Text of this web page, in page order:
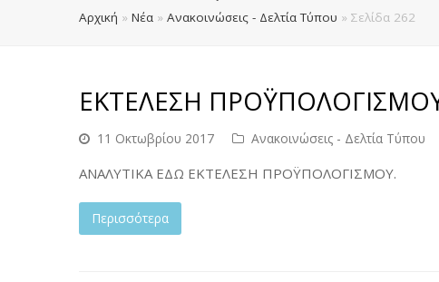
Αρχική » Νέα » Ανακοινώσεις - Δελτία Τύπου » Σελίδα 262
ΕΚΤΕΛΕΣΗ
11 Οκτωβρίου 2017 Ανακοινώσεις - Δελτία Τύπου
ΑΝΑΛΥΤΙΚΑ ΕΔΩ ΕΚΤΕΛΕΣΗ ΠΡΟΫΠΟΛΟΓΙΣΜΟΥ.
Περισσότερα